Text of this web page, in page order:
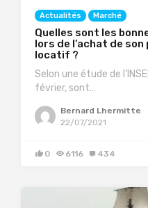
Actualités Marché
Quelles sont les
lors de l’achat de
locatif ?
Selon une étude de
février, sont…
Bernard Lhermitte
22/07/2021
0 6116 434